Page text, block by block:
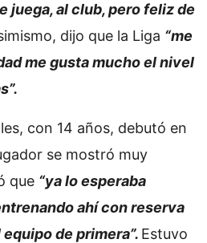
juega, al club, pero feliz de
dijo que la Liga “me
me gusta mucho el nivel
con 14 años, debutó en
se mostró muy
que “ya lo esperaba
ahí con reserva
de primera”. Estuvo